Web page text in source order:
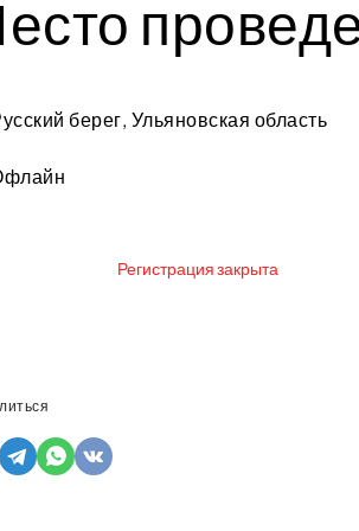
берег, Ульяновская область
Регистрация закрыта